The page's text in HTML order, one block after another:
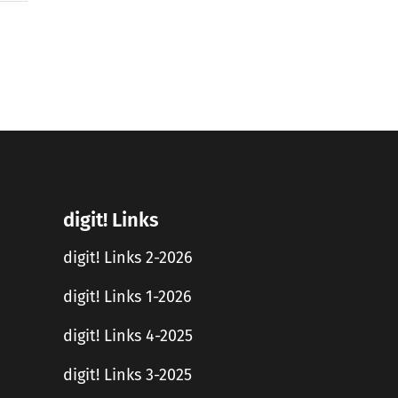
digit! Links
digit! Links 2-2026
digit! Links 1-2026
digit! Links 4-2025
digit! Links 3-2025